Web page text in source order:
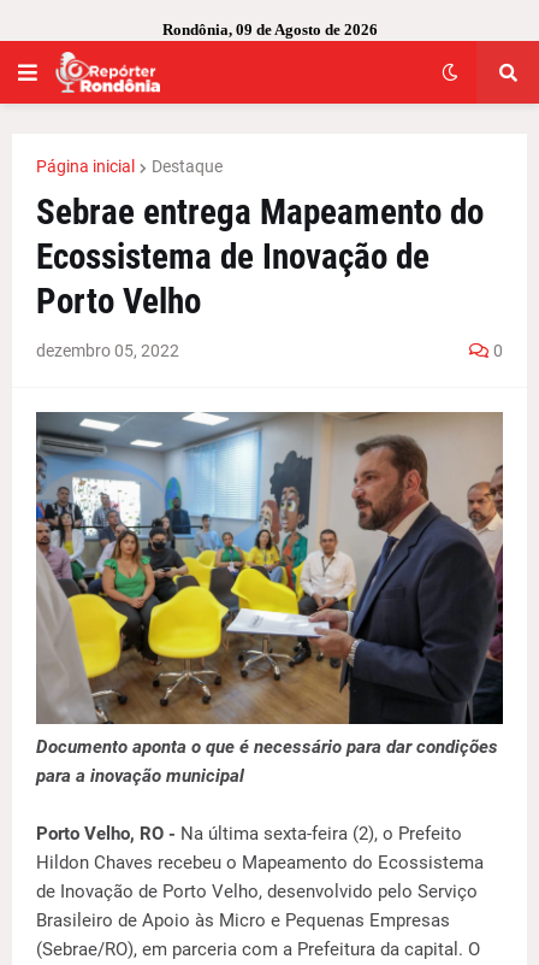
Rondônia, 09 de Agosto de 2026
Página inicial Destaque
Sebrae entrega Mapeamento do
Ecossistema de Inovação de
Porto Velho
dezembro 05, 2022 0
Documento aponta o que é necessário para dar condições
para a inovação municipal
Porto Velho, RO - Na última sexta-feira (2), o Prefeito
Hildon Chaves recebeu o Mapeamento do Ecossistema
de Inovação de Porto Velho, desenvolvido pelo Serviço
Brasileiro de Apoio às Micro e Pequenas Empresas
(Sebrae/RO), em parceria com a Prefeitura da capital. O